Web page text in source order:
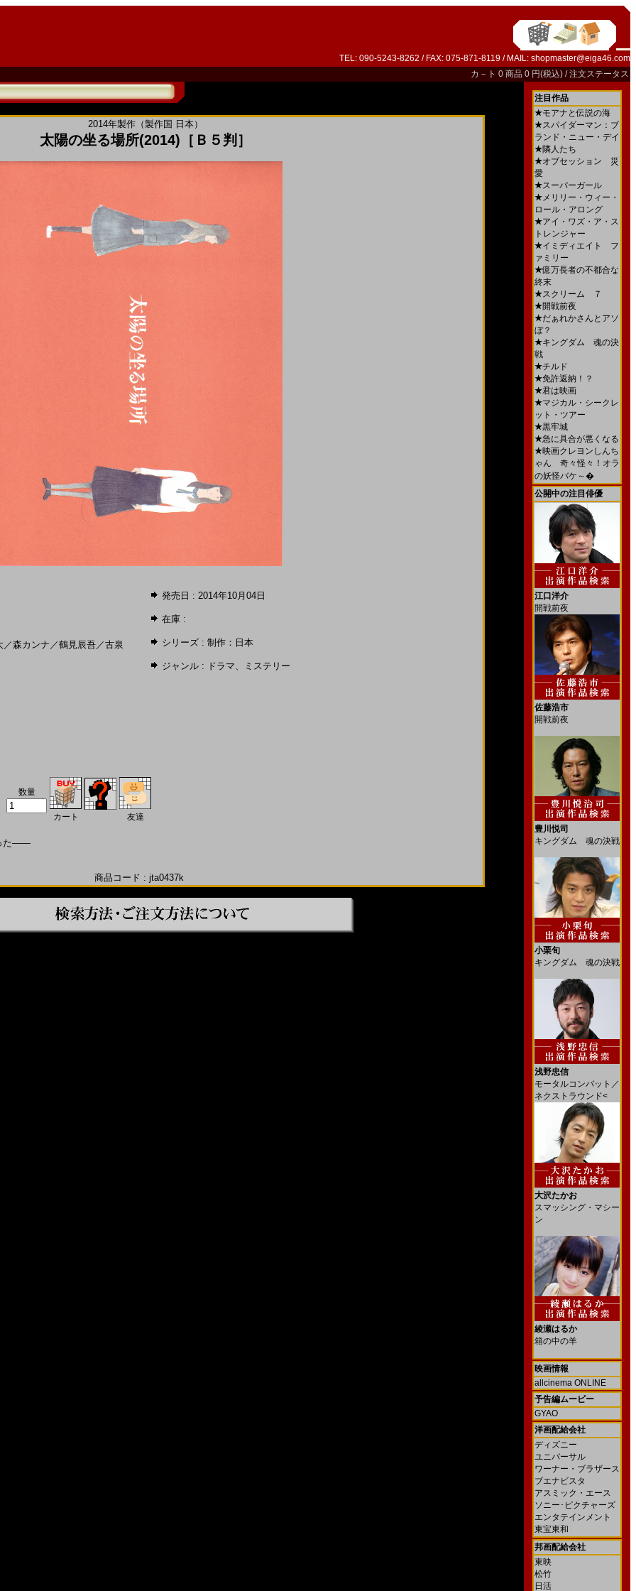
TEL: 090-5243-8262 / FAX: 075-871-8119 / MAIL: shopmaster@eiga46.com
カ－ト 0 商品 0 円(税込) /注文ステータス
2014年製作（製作国 日本）
太陽の坐る場所(2014)［Ｂ５判］
／森カンナ ／鶴見辰吾／古泉
発売日 : 2014年10月04日
在庫 :
シリーズ : 制作：日本
ジャンル : ドラマ、 ミステリー
数量
カート 友達
た――
商品コード : jta0437k
注目作品
★モアナと伝説の海
★スパイダーマン：ブ
ランド・ニュー・デイ
★隣人たち
★オブセッション 災
愛
★スーパーガール
★メリリー・ウィー・
ロール・アロング
★アイ・ワズ・ア・ス
トレンジャー
★イミディエイト フ
ァミリー
★億万長者の不都合な
終末
★スクリーム ７
★開戦前夜
★だぁれかさんとアソ
ぼ？
★キングダム 魂の決
戦
★チルド
★免許返納！？
★君は映画
★マジカル・シークレ
ット・ツアー
★黒牢城
★急に具合が悪くなる
★映画クレヨンしんち
ゃん 奇々怪々！オラ
の妖怪バケ～�
公開中の注目俳優
江口洋介
開戦前夜
佐藤浩市
開戦前夜
豊川悦司
キングダム 魂の決戦
小栗旬
キングダム 魂の決戦
浅野忠信
モータルコンバット／
ネクストラウンド<
大沢たかお
スマッシング・マシー
ン
綾瀬はるか
箱の中の羊
映画情報
allcinema ONLINE
予告編ムービー
GYAO
洋画配給会社
ディズニー
ユニバーサル
ワーナー・ブラザース
ブエナビスタ
アスミック・エース
ソニー･ピクチャーズ
エンタテインメント
東宝東和
邦画配給会社
東映
松竹
日活